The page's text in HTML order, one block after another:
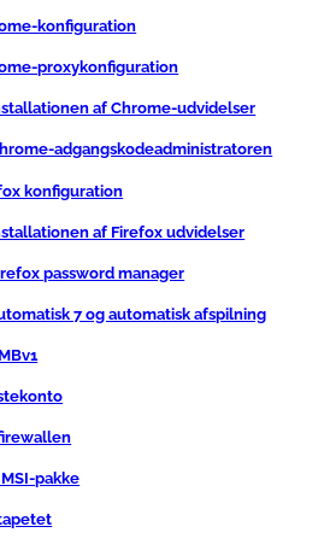
konfiguration
proxykonfiguration
af Chrome-udvidelser
adgangskodeadministratoren
konfiguration
af Firefox udvidelser
password manager
7 og automatisk afspilning
pakke